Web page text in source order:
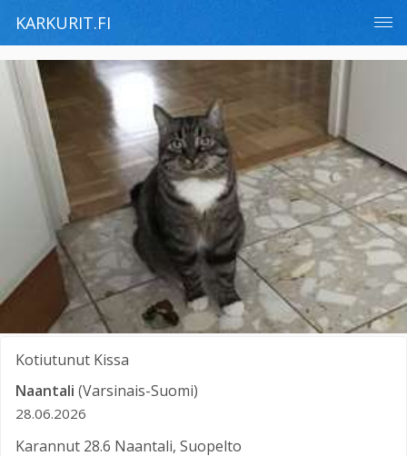
KARKURIT.FI
Kotiutunut Kissa
Naantali (Varsinais-Suomi)
28.06.2026
Karannut 28.6 Naantali, Suopelto